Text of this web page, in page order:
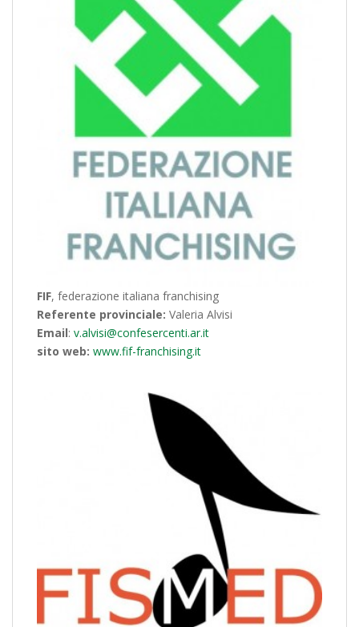
FIF, federazione italiana franchising
Referente provinciale: Valeria Alvisi
Email: v.alvisi@confesercenti.ar.it
sito web: www.fif-franchising.it